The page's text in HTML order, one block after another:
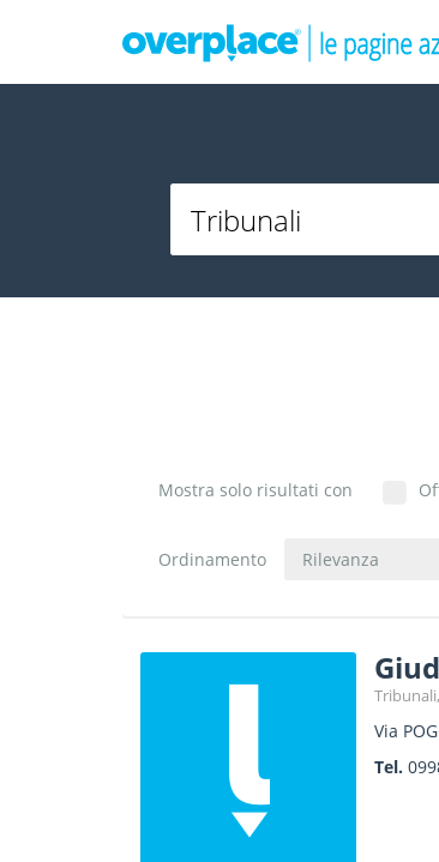
Mostra solo risultati con
Ordinamento Rilevanza
Via
Tel.